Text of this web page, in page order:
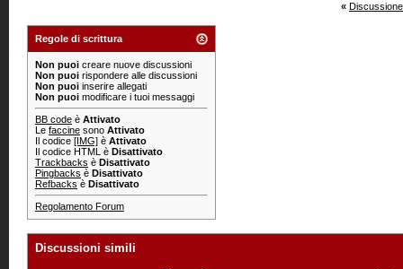
«
Regole di scrittura
Non puoi creare nuove discussioni
Non puoi rispondere alle discussioni
Non puoi inserire allegati
Non puoi modificare i tuoi messaggi
BB code è Attivato
Le faccine sono Attivato
Il codice [IMG] è Attivato
Il codice HTML è Disattivato
Trackbacks è Disattivato
Pingbacks è Disattivato
Refbacks è Disattivato
Regolamento Forum
Discussioni simili